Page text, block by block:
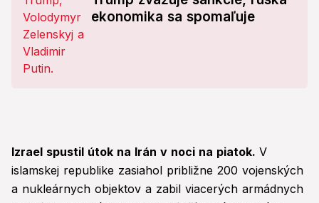
ekonomika sa spomaľuje
Izrael spustil útok na Irán v noci na piatok. V
islamskej republike zasiahol približne 200 vojenských
a nukleárnych objektov a zabil viacerých armádnych